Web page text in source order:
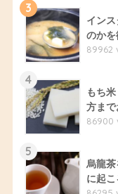
3
イン
のか
89962
4
もち
方まで
86900
5
烏龍
に起